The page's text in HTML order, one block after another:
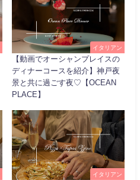
イタリアン
【動画でオーシャンプレイスの
ディナーコースを紹介】神戸夜
景と共に過ごす夜♡【OCEAN
PLACE】
イタリアン